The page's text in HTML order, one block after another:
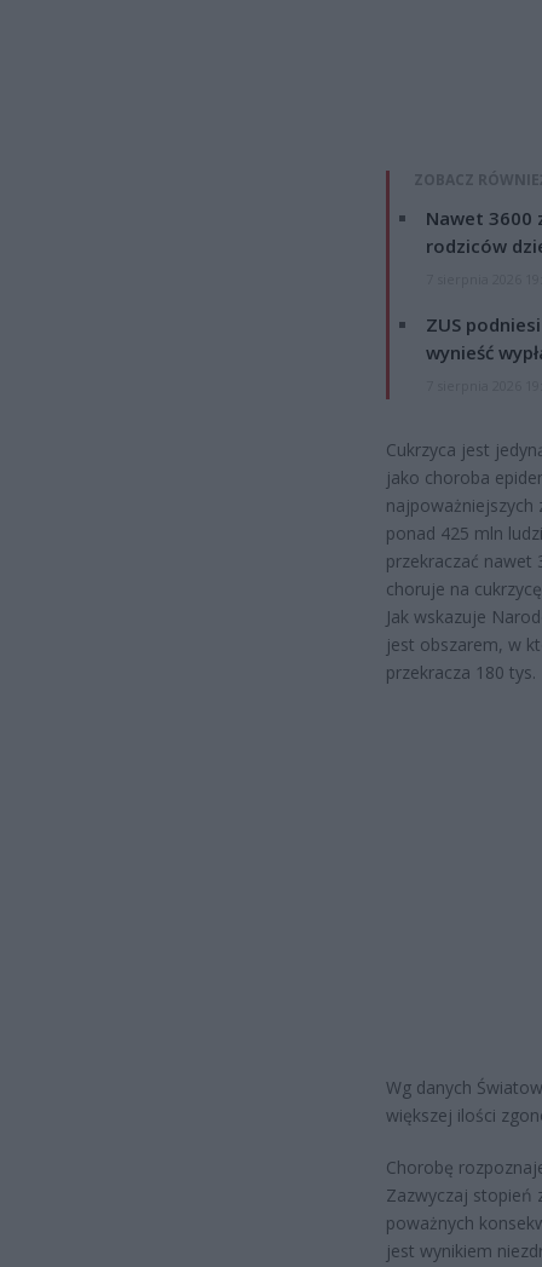
ZOBACZ
Nawet 3600
rodziców
ZUS
wynieść
Cukrzyca jest
jako choroba
najpoważniejszych
ponad 425 mln
przekraczać nawet
choruje na
Jak wskazuje
jest obszarem, w
przekracza 180 tys.
Wg danych
większej ilości
Chorobę
Zazwyczaj stopień
poważnych
jest wynikiem